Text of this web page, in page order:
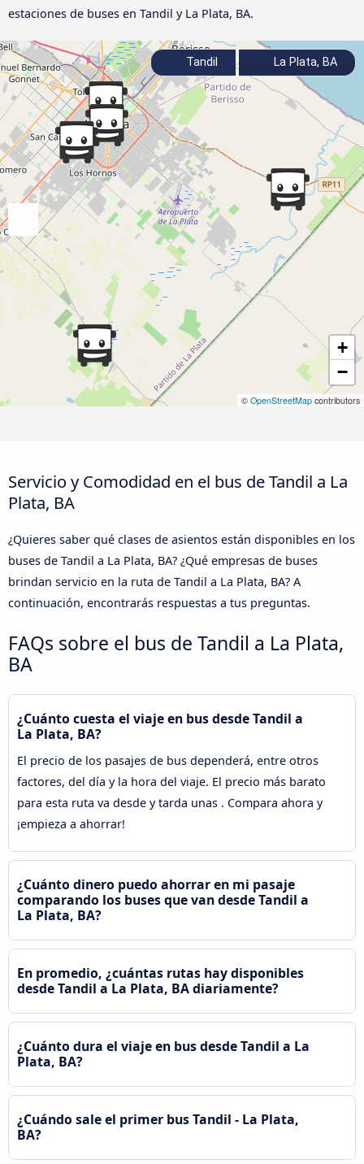
estaciones de buses en Tandil y La Plata, BA.
+
−
© OpenStreetMap contributors
Tandil La Plata, BA
Servicio y Comodidad en el bus de Tandil a La
Plata, BA
¿Quieres saber qué clases de asientos están disponibles en los
buses de Tandil a La Plata, BA? ¿Qué empresas de buses
brindan servicio en la ruta de Tandil a La Plata, BA? A
continuación, encontrarás respuestas a tus preguntas.
FAQs sobre el bus de Tandil a La Plata,
BA
¿Cuánto cuesta el viaje en bus desde Tandil a
La Plata, BA?
El precio de los pasajes de bus dependerá, entre otros
factores, del día y la hora del viaje. El precio más barato
para esta ruta va desde y tarda unas . Compara ahora y
¡empieza a ahorrar!
¿Cuánto dinero puedo ahorrar en mi pasaje
comparando los buses que van desde Tandil a
La Plata, BA?
En promedio, ¿cuántas rutas hay disponibles
desde Tandil a La Plata, BA diariamente?
¿Cuánto dura el viaje en bus desde Tandil a La
Plata, BA?
¿Cuándo sale el primer bus Tandil - La Plata,
BA?